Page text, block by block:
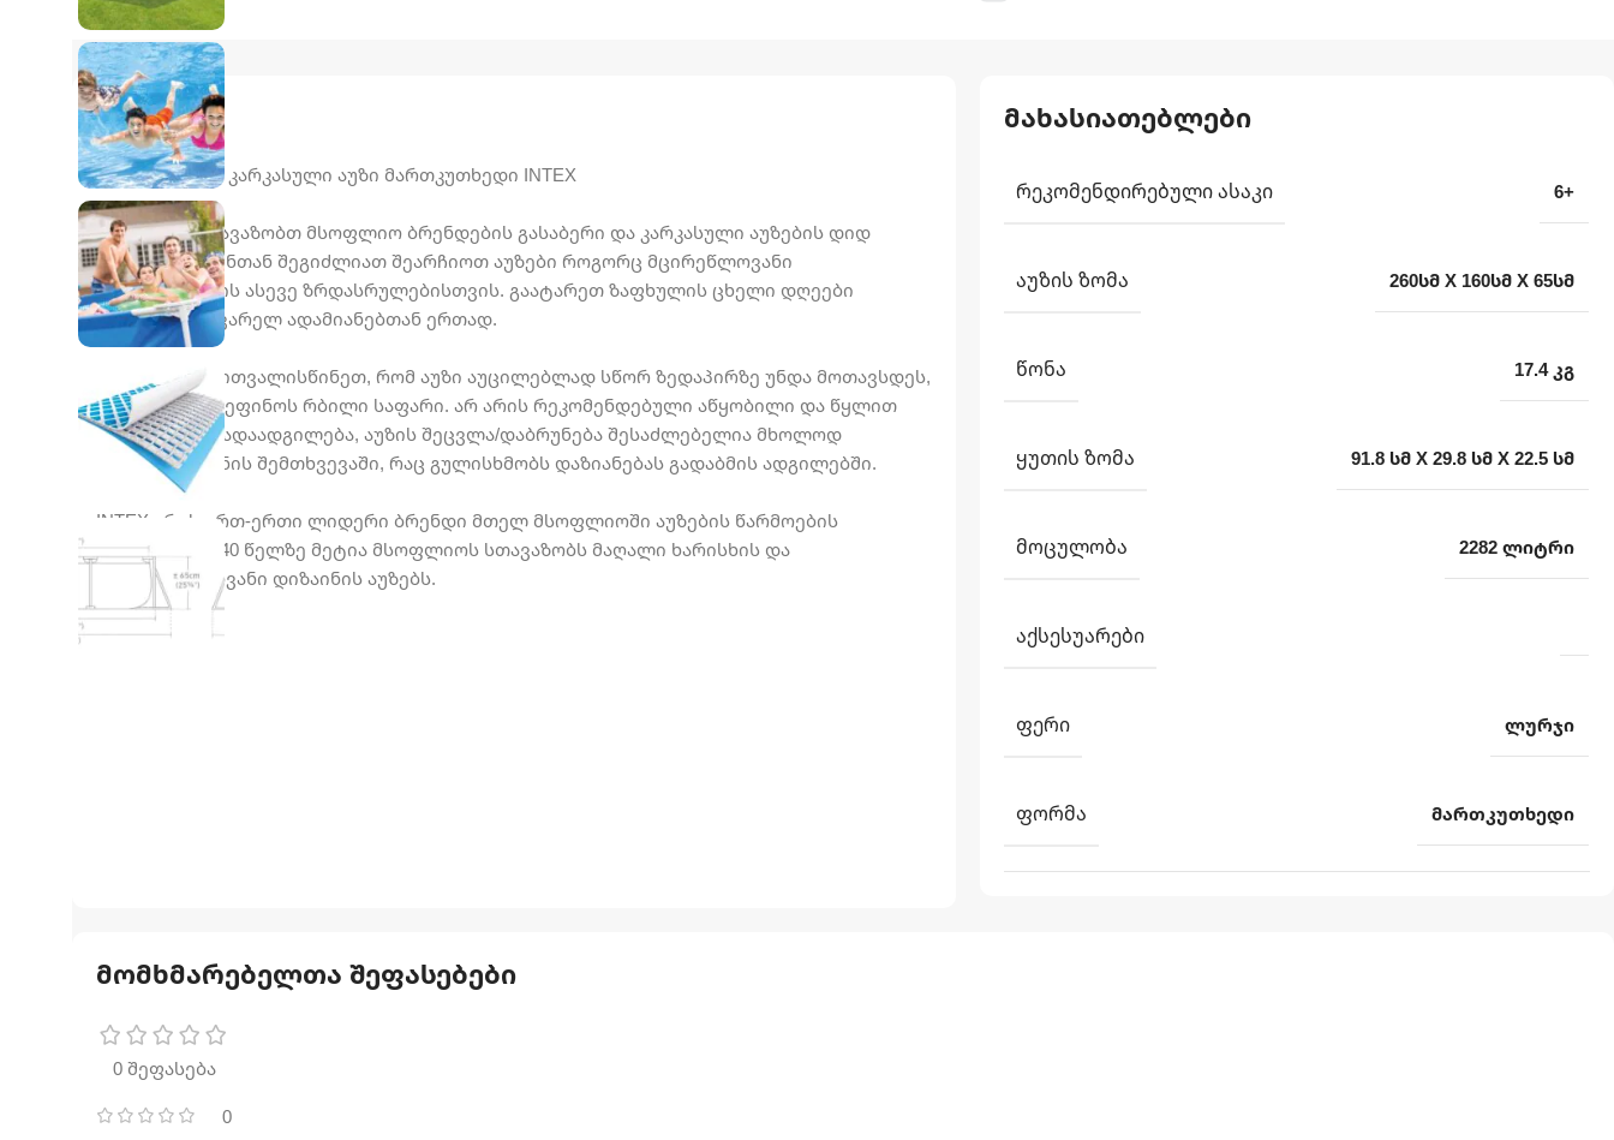
აღწერა
260X160X65 სმ კარკასული აუზი მართკუთხედი INTEX
WebMall.ge გთავაზობთ მსოფლიო ბრენდების გასაბერი და კარკასული აუზების დიდ
არჩევანს. ჩვენთან შეგიძლიათ შეარჩიოთ აუზები როგორც მცირეწლოვანი
ბავშვებისთვის ასევე ზრდასრულებისთვის. გაატარეთ ზაფხულის ცხელი დღეები
გრილად, საყვარელ ადამიანებთან ერთად.
აწყობისას გაითვალისწინეთ, რომ აუზი აუცილებლად სწორ ზედაპირზე უნდა მოთავსდეს,
ძირს უნდა დაეფინოს რბილი საფარი. არ არის რეკომენდებული აწყობილი და წყლით
სავსე აუზის გადაადგილება, აუზის შეცვლა/დაბრუნება შესაძლებელია მხოლოდ
ქარხნული წუნის შემთხვევაში, რაც გულისხმობს დაზიანებას გადაბმის ადგილებში.
INTEX არის ერთ-ერთი ლიდერი ბრენდი მთელ მსოფლიოში აუზების წარმოების
სფეროში. ის 40 წელზე მეტია მსოფლიოს სთავაზობს მაღალი ხარისხის და
მრავალფეროვანი დიზაინის აუზებს.
მახასიათებლები
ᲠᲔᲙᲝᲛᲔᲜᲓᲘᲠᲔᲑᲣᲚᲘ ᲐᲡᲐᲙᲘ 6+
ᲐᲣᲖᲘᲡ ᲖᲝᲛᲐ 260სმ X 160სმ X 65სმ
ᲬᲝᲜᲐ 17.4 კგ
ᲧᲣᲗᲘᲡ ᲖᲝᲛᲐ 91.8 სმ X 29.8 სმ X 22.5 სმ
ᲛᲝᲪᲣᲚᲝᲑᲐ 2282 ლიტრი
ᲐᲥᲡᲔᲡᲣᲐᲠᲔᲑᲘ
ᲤᲔᲠᲘ ლურჯი
ᲤᲝᲠᲛᲐ მართკუთხედი
მომხმარებელთა შეფასებები
0 შეფასება
0